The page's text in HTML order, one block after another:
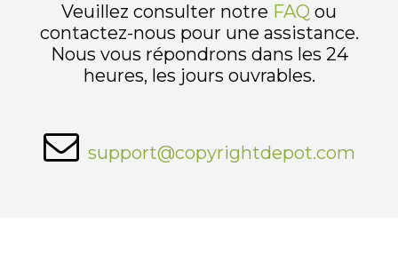
Veuillez consulter notre FAQ ou
contactez-nous pour une assistance.
Nous vous répondrons dans les 24
heures, les jours ouvrables.
support@copyrightdepot.com